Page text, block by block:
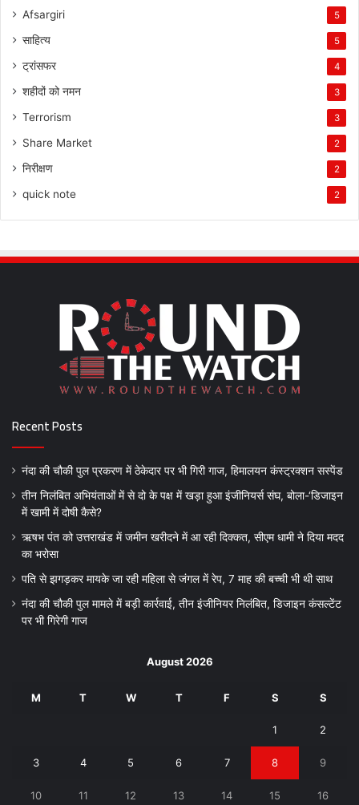
Afsargiri 5
साहित्य 5
ट्रांसफर 4
शहीदों को नमन 3
Terrorism 3
Share Market 2
निरीक्षण 2
quick note 2
Recent Posts
नंदा की चौकी पुल प्रकरण में ठेकेदार पर भी गिरी गाज, हिमालयन कंस्ट्रक्शन सस्पेंड
तीन निलंबित अभियंताओं में से दो के पक्ष में खड़ा हुआ इंजीनियर्स संघ, बोला-‘डिजाइन
में खामी में दोषी कैसे?
ऋषभ पंत को उत्तराखंड में जमीन खरीदने में आ रही दिक्कत, सीएम धामी ने दिया मदद
का भरोसा
पति से झगड़कर मायके जा रही महिला से जंगल में रेप, 7 माह की बच्ची भी थी साथ
नंदा की चौकी पुल मामले में बड़ी कार्रवाई, तीन इंजीनियर निलंबित, डिजाइन कंसल्टेंट
पर भी गिरेगी गाज
August 2026
M T W T F S S
1 2
3 4 5 6 7 8 9
10 11 12 13 14 15 16